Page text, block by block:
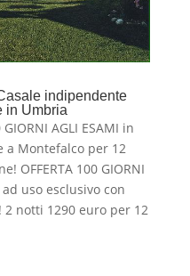
indipendente
in Umbria
GIORNI AGLI ESAMI in
a Montefalco per 12
OFFERTA 100 GIORNI
uso esclusivo con
notti 1290 euro per 12